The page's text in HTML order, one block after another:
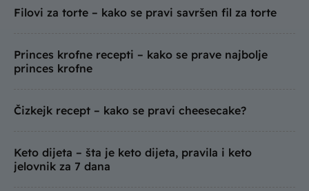
Filovi za torte – kako se pravi savršen fil za torte
Princes krofne recepti – kako se prave najbolje
princes krofne
Čizkejk recept – kako se pravi cheesecake?
Keto dijeta – šta je keto dijeta, pravila i keto
jelovnik za 7 dana